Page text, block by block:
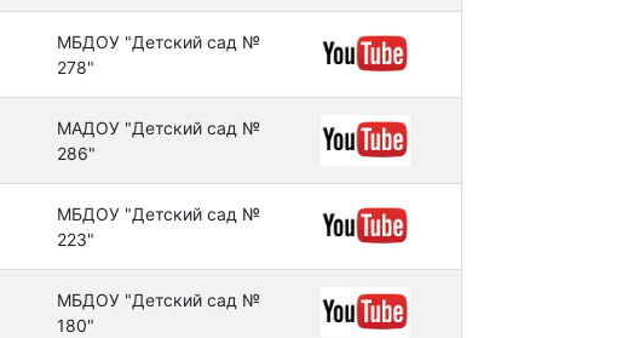
МБДОУ "Детский сад №
278"
МАДОУ "Детский сад №
286"
МБДОУ "Детский сад №
223"
МБДОУ "Детский сад №
180"